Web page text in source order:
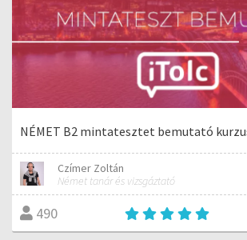
NÉMET B2 mintatesztet bemutató
Czímer Zoltán
Német tanár és vizsgáztató
490